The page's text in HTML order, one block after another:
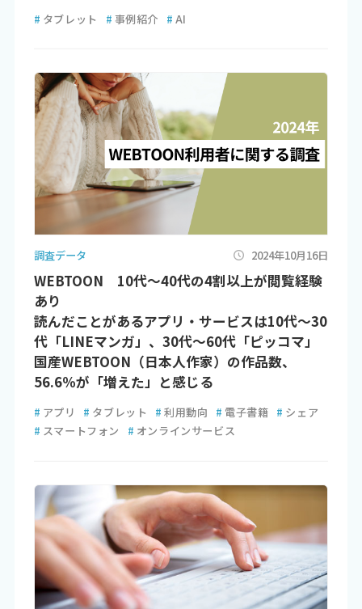
# タブレット # 事例紹介 # AI
調査データ 2024年10月16日
WEBTOON 10代～40代の4割以上が閲覧経験
あり
読んだことがあるアプリ・サービスは10代～30
代「LINEマンガ」、30代～60代「ピッコマ」
国産WEBTOON（日本人作家）の作品数、
56.6％が「増えた」と感じる
# アプリ # タブレット # 利用動向 # 電子書籍 # シェア
# スマートフォン # オンラインサービス